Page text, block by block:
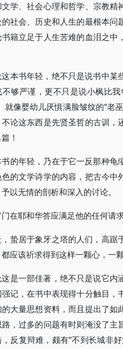
学、社会心理和哲学、宗教
社会、历史和人生的最根本
籍立足于人生苦难的血泪之
本书年轻，绝不只是说书中某
够严谨，更不只是说小枫比
就像婴幼儿厌惧满脸皱纹的“老
论这东西是先贤圣哲的古训
！
的年轻，乃在于它一反那种龟
的文学诗学的内容，把古今
以无情的剖析和深入的讨论。
在耶和华答应满足他的任何请
蛰居于象牙之塔的人们，高踞
应该祈求得到这样一颗心，一
是一部佳著，绝不只是说它内
记，在书中表现得十分触目，
大量思想资料，而且提出了
，过多的问题有时则淹没了主
反复辩难，颇有“不到长城非